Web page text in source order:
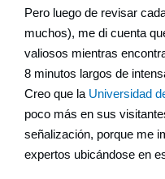
Pero luego de revisar
muchos), me di cuenta
valiosos mientras
8 minutos largos de
Creo que la Universidad
poco más en sus
señalización, porque me
expertos ubicándose en